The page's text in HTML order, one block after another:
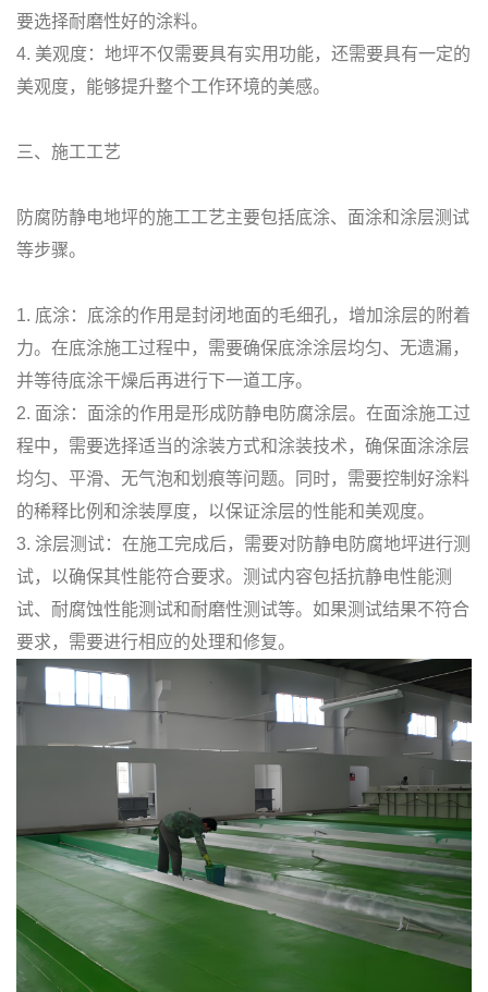
要选择耐磨性好的涂料。
4. 美观度：地坪不仅需要具有实用功能，还需要具有一定的
美观度，能够提升整个工作环境的美感。
三、施工工艺
防腐防静电地坪的施工工艺主要包括底涂、面涂和涂层测试
等步骤。
1. 底涂：底涂的作用是封闭地面的毛细孔，增加涂层的附着
力。在底涂施工过程中，需要确保底涂涂层均匀、无遗漏，
并等待底涂干燥后再进行下一道工序。
2. 面涂：面涂的作用是形成防静电防腐涂层。在面涂施工过
程中，需要选择适当的涂装方式和涂装技术，确保面涂涂层
均匀、平滑、无气泡和划痕等问题。同时，需要控制好涂料
的稀释比例和涂装厚度，以保证涂层的性能和美观度。
3. 涂层测试：在施工完成后，需要对防静电防腐地坪进行测
试，以确保其性能符合要求。测试内容包括抗静电性能测
试、耐腐蚀性能测试和耐磨性测试等。如果测试结果不符合
要求，需要进行相应的处理和修复。